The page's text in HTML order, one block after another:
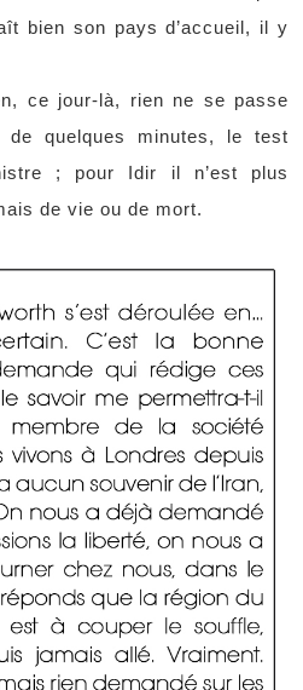
bien son pays d’accueil, il y
ce jour-là, rien ne se passe
quelques minutes, le test
; pour Idir il n’est plus
de vie ou de mort.